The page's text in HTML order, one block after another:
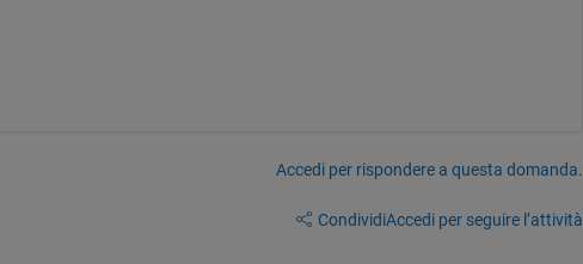
Accedi per rispondere a questa domanda.
CondividiAccedi per seguire l’attività